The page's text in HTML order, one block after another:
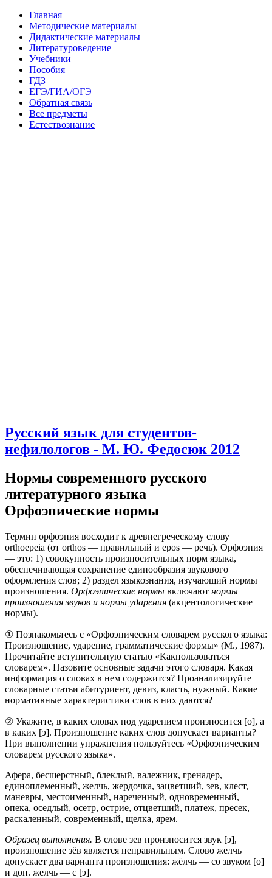
Главная
Методические материалы
Дидактические материалы
Литературоведение
Учебники
Пособия
ГДЗ
ЕГЭ/ГИА/ОГЭ
Обратная связь
Все предметы
Естествознание
Русский язык для студентов-
нефилологов - М. Ю. Федосюк 2012
Нормы современного русского
литературного языка
Орфоэпические нормы
Термин орфоэпия восходит к древнегреческому слову
orthoepeia (от orthos — правильный и epos — речь). Орфоэпия
— это: 1) совокупность произносительных норм языка,
обеспечивающая сохранение единообразия звукового
оформления слов; 2) раздел языкознания, изучающий нормы
произношения. Орфоэпические нормы включают нормы
произношения звуков и нормы ударения (акцентологические
нормы).
① Познакомьтесь с «Орфоэпическим словарем русского языка:
Произношение, ударение, грамматические формы» (М., 1987).
Прочитайте вступительную статью «Какпользоваться
словарем». Назовите основные задачи этого словаря. Какая
информация о словах в нем содержится? Проанализируйте
словарные статьи абитуриент, девиз, класть, нужный. Какие
нормативные характеристики слов в них даются?
② Укажите, в каких словах под ударением произносится [о], а
в каких [э]. Произношение каких слов допускает варианты?
При выполнении упражнения пользуйтесь «Орфоэпическим
словарем русского языка».
Афера, бесшерстный, блеклый, валежник, гренадер,
единоплеменный, желчь, жердочка, зацветший, зев, клест,
маневры, местоименный, нареченный, одновременный,
опека, оседлый, осетр, острие, отцветший, платеж, пресек,
раскаленный, современный, щелка, ярем.
Образец выполнения. В слове зев произносится звук [э],
произношение зёв является неправильным. Слово желчь
допускает два варианта произношения: жёлчь — со звуком [о]
и доп. желчь — с [э].